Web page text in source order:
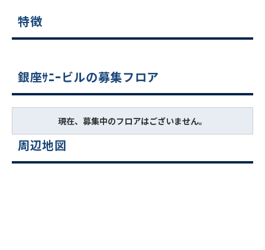
特徴
銀座ｻﾆｰビルの募集フロア
現在、募集中のフロアはございません。
周辺地図